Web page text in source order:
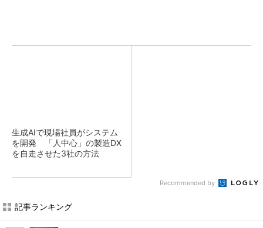
生成AIで現場社員がシステム
を開発 「人中心」の製造DX
を自走させた3社の方法
Recommended by
記事ランキング